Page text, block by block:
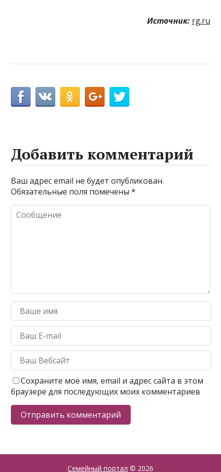
Источник: rg.ru
Добавить комментарий
Ваш адрес email не будет опубликован.
Обязательные поля помечены*
Сохраните моё имя, email и адрес сайта в этом
браузере для последующих моих комментариев
Семейный портал © 2026